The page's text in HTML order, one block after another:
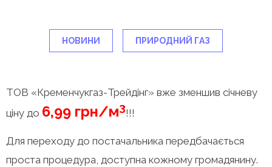
НОВИНИ ПРИРОДНИЙ ГАЗ
ТОВ «Кременчукгаз-Трейдінг» вже зменшив січневу
ціну до 6,99 грн/м3!!!
Для переходу до постачальника передбачається
проста процедура, доступна кожному громадянину.